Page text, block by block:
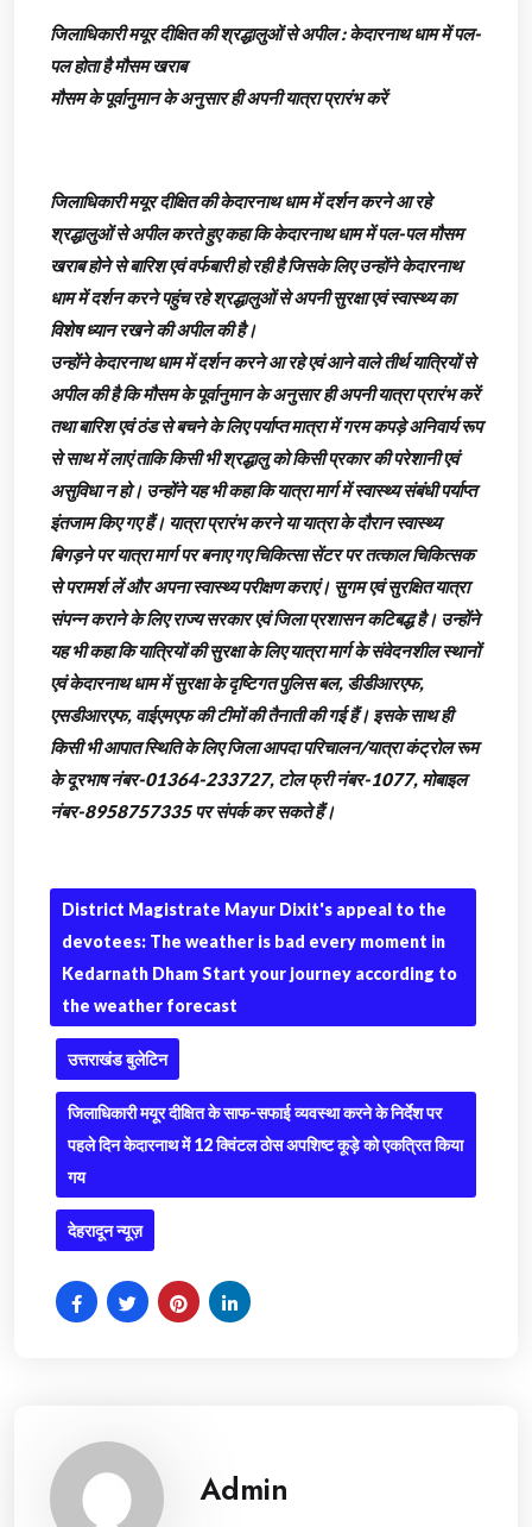
जिलाधिकारी मयूर दीक्षित की श्रद्धालुओं से अपील : केदारनाथ धाम में पल-
पल होता है मौसम खराब
मौसम के पूर्वानुमान के अनुसार ही अपनी यात्रा प्रारंभ करें
जिलाधिकारी मयूर दीक्षित की केदारनाथ धाम में दर्शन करने आ रहे
श्रद्धालुओं से अपील करते हुए कहा कि केदारनाथ धाम में पल-पल मौसम
खराब होने से बारिश एवं वर्फबारी हो रही है जिसके लिए उन्होंने केदारनाथ
धाम में दर्शन करने पहुंच रहे श्रद्धालुओं से अपनी सुरक्षा एवं स्वास्थ्य का
विशेष ध्यान रखने की अपील की है।
उन्होंने केदारनाथ धाम में दर्शन करने आ रहे एवं आने वाले तीर्थ यात्रियों से
अपील की है कि मौसम के पूर्वानुमान के अनुसार ही अपनी यात्रा प्रारंभ करें
तथा बारिश एवं ठंड से बचने के लिए पर्याप्त मात्रा में गरम कपड़े अनिवार्य रूप
से साथ में लाएं ताकि किसी भी श्रद्धालु को किसी प्रकार की परेशानी एवं
असुविधा न हो। उन्होंने यह भी कहा कि यात्रा मार्ग में स्वास्थ्य संबंधी पर्याप्त
इंतजाम किए गए हैं। यात्रा प्रारंभ करने या यात्रा के दौरान स्वास्थ्य
बिगड़ने पर यात्रा मार्ग पर बनाए गए चिकित्सा सेंटर पर तत्काल चिकित्सक
से परामर्श लें और अपना स्वास्थ्य परीक्षण कराएं। सुगम एवं सुरक्षित यात्रा
संपन्न कराने के लिए राज्य सरकार एवं जिला प्रशासन कटिबद्ध है। उन्होंने
यह भी कहा कि यात्रियों की सुरक्षा के लिए यात्रा मार्ग के संवेदनशील स्थानों
एवं केदारनाथ धाम में सुरक्षा के दृष्टिगत पुलिस बल, डीडीआरएफ,
एसडीआरएफ, वाईएमएफ की टीमों की तैनाती की गई हैं। इसके साथ ही
किसी भी आपात स्थिति के लिए जिला आपदा परिचालन/यात्रा कंट्रोल रूम
के दूरभाष नंबर-01364-233727, टोल फ्री नंबर-1077, मोबाइल
नंबर-8958757335 पर संपर्क कर सकते हैं।
District Magistrate Mayur Dixit's appeal to the
devotees: The weather is bad every moment in
Kedarnath Dham Start your journey according to
the weather forecast
उत्तराखंड बुलेटिन
जिलाधिकारी मयूर दीक्षित के साफ-सफाई व्यवस्था करने के निर्देश पर
पहले दिन केदारनाथ में 12 क्विंटल ठोस अपशिष्ट कूड़े को एकत्रित किया
गय
देहरादून न्यूज़
Admin